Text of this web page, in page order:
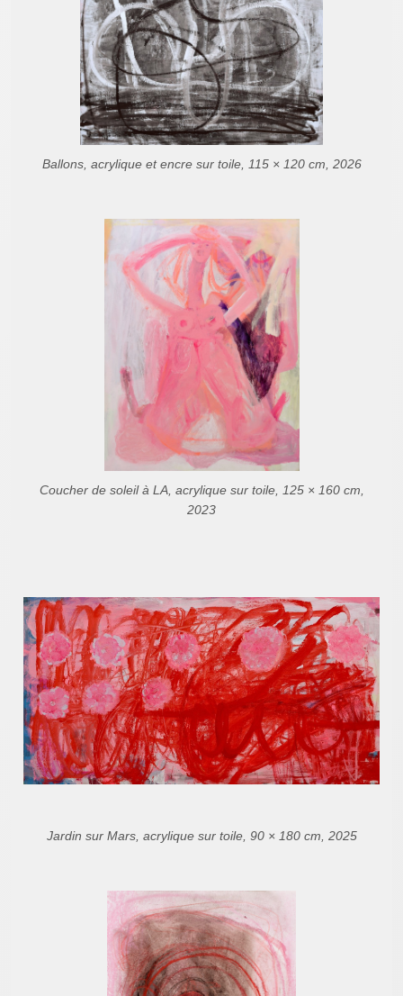
Ballons, acrylique et encre sur toile, 115 × 120 cm, 2026
Coucher de soleil à LA, acrylique sur toile, 125 × 160 cm,
2023
Jardin sur Mars, acrylique sur toile, 90 × 180 cm, 2025